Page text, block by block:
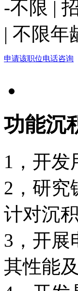
-不限 |
| 不限年
申请该职位电话咨询
功能沉
1，开发
2，研究
计对沉
3，开展
其性能